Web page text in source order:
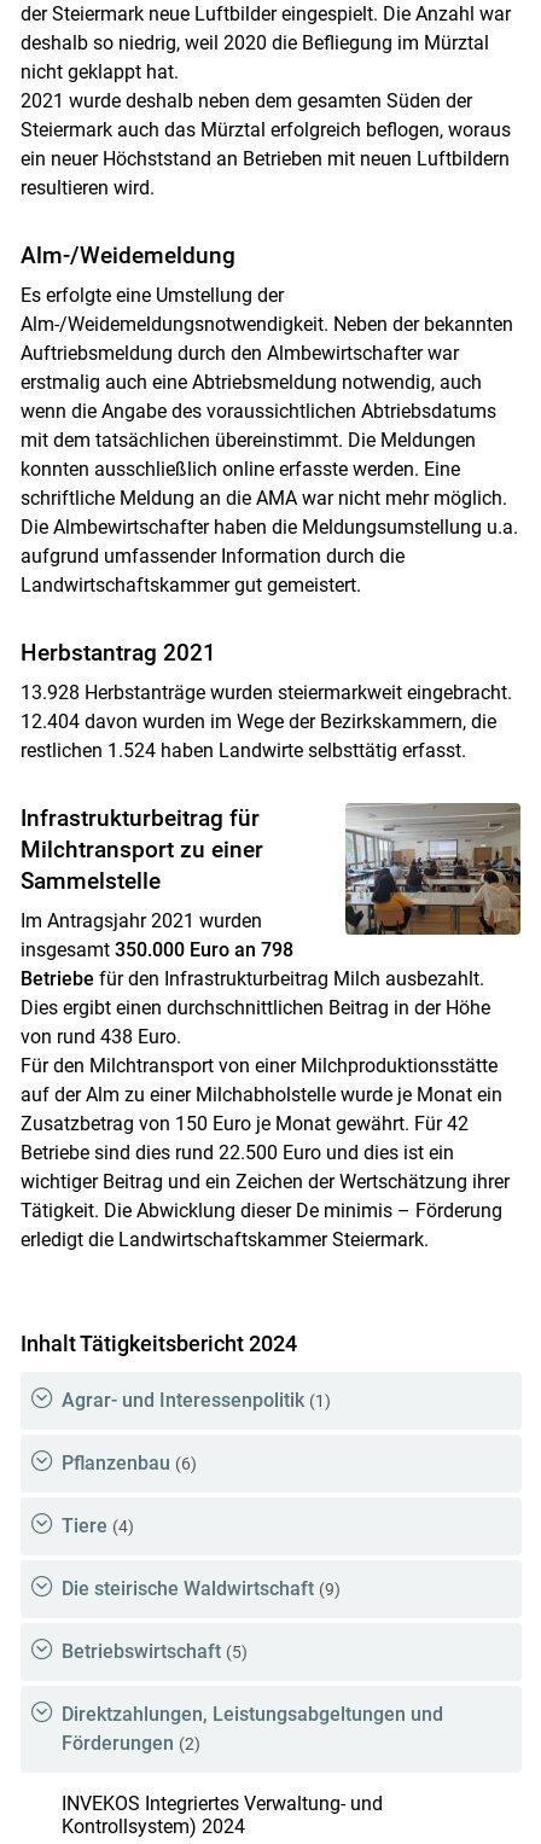
der Steiermark neue Luftbilder eingespielt. Die Anzahl war
deshalb so niedrig, weil 2020 die Befliegung im Mürztal
nicht geklappt hat.
2021 wurde deshalb neben dem gesamten Süden der
Steiermark auch das Mürztal erfolgreich beflogen, woraus
ein neuer Höchststand an Betrieben mit neuen Luftbildern
resultieren wird.
Alm-/Weidemeldung
Es erfolgte eine Umstellung der
Alm-/Weidemeldungsnotwendigkeit. Neben der bekannten
Auftriebsmeldung durch den Almbewirtschafter war
erstmalig auch eine Abtriebsmeldung notwendig, auch
wenn die Angabe des voraussichtlichen Abtriebsdatums
mit dem tatsächlichen übereinstimmt. Die Meldungen
konnten ausschließlich online erfasste werden. Eine
schriftliche Meldung an die AMA war nicht mehr möglich.
Die Almbewirtschafter haben die Meldungsumstellung u.a.
aufgrund umfassender Information durch die
Landwirtschaftskammer gut gemeistert.
Herbstantrag 2021
13.928 Herbstanträge wurden steiermarkweit eingebracht.
12.404 davon wurden im Wege der Bezirkskammern, die
restlichen 1.524 haben Landwirte selbsttätig erfasst.
Infrastrukturbeitrag für
Milchtransport zu einer
Sammelstelle
Im Antragsjahr 2021 wurden
insgesamt 350.000 Euro an 798
Betriebe für den Infrastrukturbeitrag Milch ausbezahlt.
Dies ergibt einen durchschnittlichen Beitrag in der Höhe
von rund 438 Euro.
Für den Milchtransport von einer Milchproduktionsstätte
auf der Alm zu einer Milchabholstelle wurde je Monat ein
Zusatzbetrag von 150 Euro je Monat gewährt. Für 42
Betriebe sind dies rund 22.500 Euro und dies ist ein
wichtiger Beitrag und ein Zeichen der Wertschätzung ihrer
Tätigkeit. Die Abwicklung dieser De minimis – Förderung
erledigt die Landwirtschaftskammer Steiermark.
Inhalt Tätigkeitsbericht 2024
Agrar- und Interessenpolitik (1)
Pflanzenbau (6)
Tiere (4)
Die steirische Waldwirtschaft (9)
Betriebswirtschaft (5)
Direktzahlungen, Leistungsabgeltungen und
Förderungen (2)
INVEKOS Integriertes Verwaltung- und
Kontrollsystem) 2024